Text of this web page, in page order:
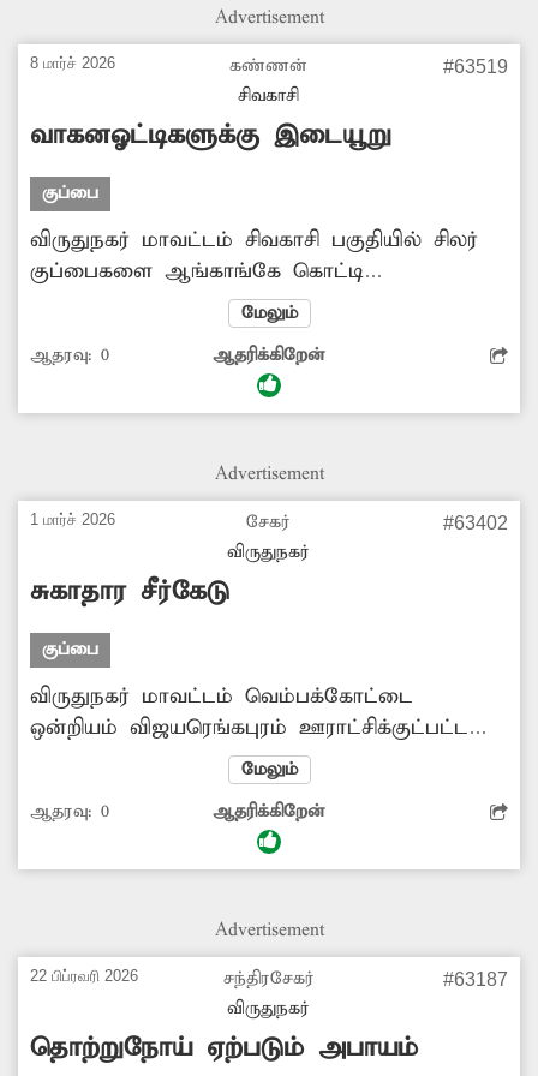
அகற்ற நடவடிக்கை எடுப்பார்களா?
Advertisement
8 மார்ச் 2026
கண்ணன்
சிவகாசி
#63519
வாகனஓட்டிகளுக்கு இடையூறு
குப்பை
விருதுநகர் மாவட்டம் சிவகாசி பகுதியில் சிலர்
குப்பைகளை ஆங்காங்கே கொட்டி
செல்கின்றனர். இதனால் காற்றில் பறக்கும்
குப்பைகள் வாகனஓட்டிகளுக்கு இடையூறுகளை
ஏற்படுத்துகின்றன. மேலும் குப்பைகளால்
சுகாதார சீர்கேடு ஏற்பட்டு உள்ளது. எனவே
சாலையில் கொட்டுவதை தடுக்க வேண்டும்.
மேலும்
ஆதரவு: 0 ஆதரிக்கிறேன்
Advertisement
1 மார்ச் 2026
சேகர்
விருதுநகர்
#63402
சுகாதார சீர்கேடு
குப்பை
விருதுநகர் மாவட்டம் வெம்பக்கோட்டை
ஒன்றியம் விஜயரெங்கபுரம் ஊராட்சிக்குட்பட்ட
கீழக்கோதை நாச்சியார்புரத்தில் சாலையில்
குப்பைகள் பல நாட்களாக அகற்றப்படவில்லை.
இதனால் அப்பகுதியில் சுகாதார சீர்கேடு
ஏற்படுவதுடன் தொற்றுநோய் பரவும்
பகுதியில் தேங்கி கிடக்கும் குப்பைகளை அகற்ற
மேலும்
ஆதரவு: 0 ஆதரிக்கிறேன்
Advertisement
22 பிப்ரவரி 2026
சந்திரசேகர்
விருதுநகர்
#63187
தொற்றுநோய் ஏற்படும் அபாயம்